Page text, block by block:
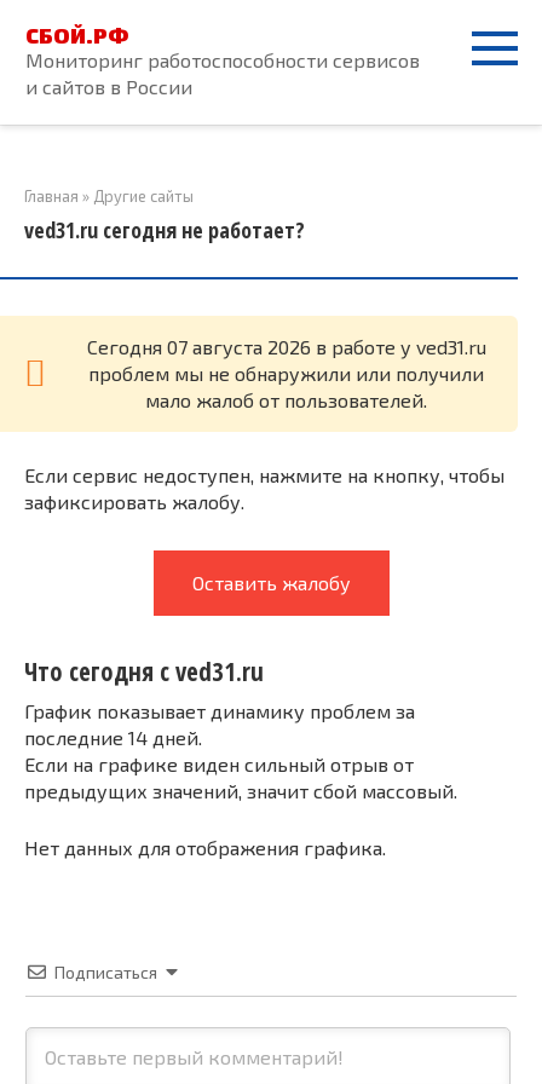
контенту
СБОЙ.РФ
Мониторинг работоспособности сервисов
и сайтов в России
Главная » Другие сайты
ved31.ru сегодня не работает?
Cегодня 07 августа 2026 в работе у ved31.ru
проблем мы не обнаружили или получили
мало жалоб от пользователей.
Если сервис недоступен, нажмите на кнопку, чтобы
зафиксировать жалобу.
Оставить жалобу
Что сегодня с ved31.ru
График показывает динамику проблем за
последние 14 дней.
Если на графике виден сильный отрыв от
предыдущих значений, значит сбой массовый.
Нет данных для отображения графика.
Подписаться